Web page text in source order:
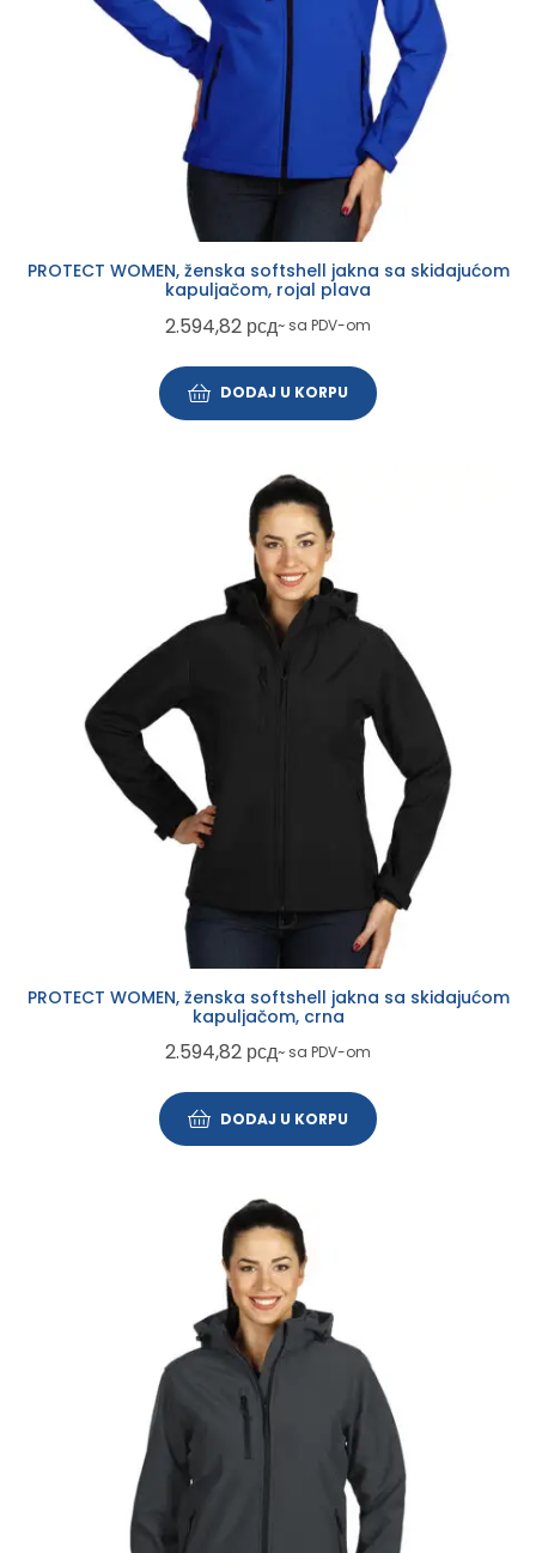
PROTECT WOMEN, ženska softshell jakna sa skidajućom
kapuljačom, rojal plava
2.594,82 рсд~ sa PDV-om
DODAJ U KORPU
PROTECT WOMEN, ženska softshell jakna sa skidajućom
kapuljačom, crna
2.594,82 рсд~ sa PDV-om
DODAJ U KORPU